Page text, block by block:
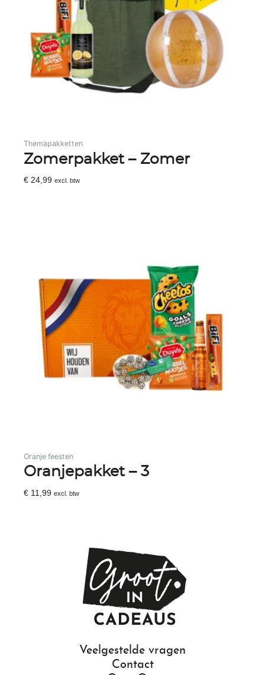
Themapakketten
Zomerpakket – Zomer
€ 24,99 excl. btw
Oranje feesten
Oranjepakket – 3
€ 11,99 excl. btw
Veelgestelde vragen
Contact